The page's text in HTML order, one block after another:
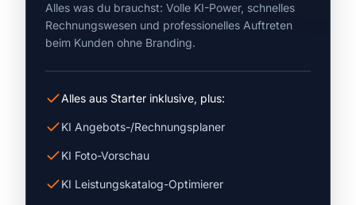
Alles was du brauchst: Volle KI-Power, schnelles
Rechnungswesen und professionelles Auftreten
beim Kunden ohne Branding.
Alles aus Starter inklusive, plus:
KI Angebots-/Rechnungsplaner
KI Foto-Vorschau
KI Leistungskatalog-Optimierer